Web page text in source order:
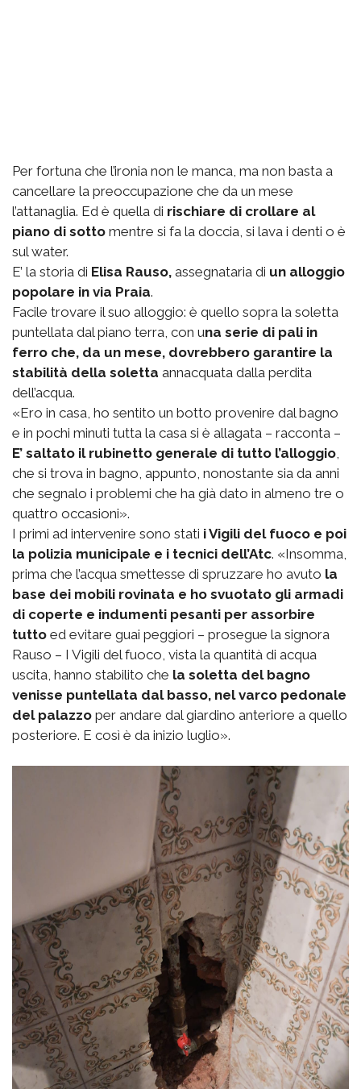
Per fortuna che l’ironia non le manca, ma non basta a
cancellare la preoccupazione che da un mese
l’attanaglia. Ed è quella di rischiare di crollare al
piano di sotto mentre si fa la doccia, si lava i denti o è
sul water.
E’ la storia di Elisa Rauso, assegnataria di un alloggio
popolare in via Praia.
Facile trovare il suo alloggio: è quello sopra la soletta
puntellata dal piano terra, con una serie di pali in
ferro che, da un mese, dovrebbero garantire la
stabilità della soletta annacquata dalla perdita
dell’acqua.
«Ero in casa, ho sentito un botto provenire dal bagno
e in pochi minuti tutta la casa si è allagata – racconta –
E’ saltato il rubinetto generale di tutto l’alloggio,
che si trova in bagno, appunto, nonostante sia da anni
che segnalo i problemi che ha già dato in almeno tre o
quattro occasioni».
I primi ad intervenire sono stati i Vigili del fuoco e poi
la polizia municipale e i tecnici dell’Atc. «Insomma,
prima che l’acqua smettesse di spruzzare ho avuto la
base dei mobili rovinata e ho svuotato gli armadi
di coperte e indumenti pesanti per assorbire
tutto ed evitare guai peggiori – prosegue la signora
Rauso – I Vigili del fuoco, vista la quantità di acqua
uscita, hanno stabilito che la soletta del bagno
venisse puntellata dal basso, nel varco pedonale
del palazzo per andare dal giardino anteriore a quello
posteriore. E così è da inizio luglio».